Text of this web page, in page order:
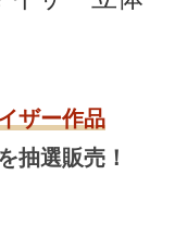
ザー作品
抽選販売！